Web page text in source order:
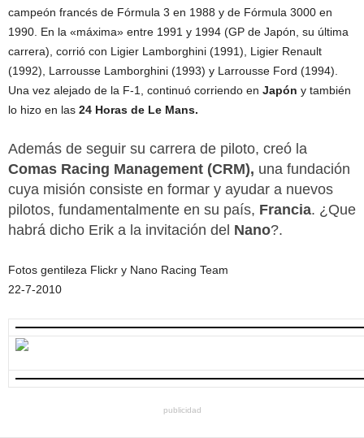
campeón francés de Fórmula 3 en 1988 y de Fórmula 3000 en
1990. En la «máxima» entre 1991 y 1994 (GP de Japón, su última
carrera), corrió con Ligier Lamborghini (1991), Ligier Renault
(1992), Larrousse Lamborghini (1993) y Larrousse Ford (1994).
Una vez alejado de la F-1, continuó corriendo en Japón y también
lo hizo en las 24 Horas de Le Mans.
Además de seguir su carrera de piloto, creó la
Comas Racing Management (CRM), una fundación
cuya misión consiste en formar y ayudar a nuevos
pilotos, fundamentalmente en su país, Francia. ¿Que
habrá dicho Erik a la invitación del Nano?.
Fotos gentileza Flickr y Nano Racing Team
22-7-2010
publicidad